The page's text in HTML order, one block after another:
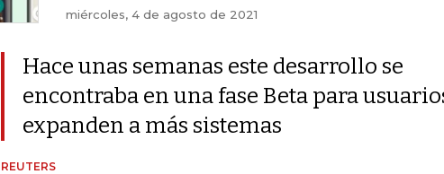
miércoles, 4 de agosto de 2021
Hace unas semanas este desarrollo se
encontraba en una fase Beta para
expanden a más sistemas
REUTERS